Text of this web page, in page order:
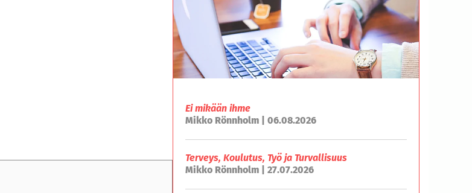
Ei mikään ihme
Mikko Rönnholm | 06.08.2026
Terveys, Koulutus, Työ ja Turvallisuus
Mikko Rönnholm | 27.07.2026